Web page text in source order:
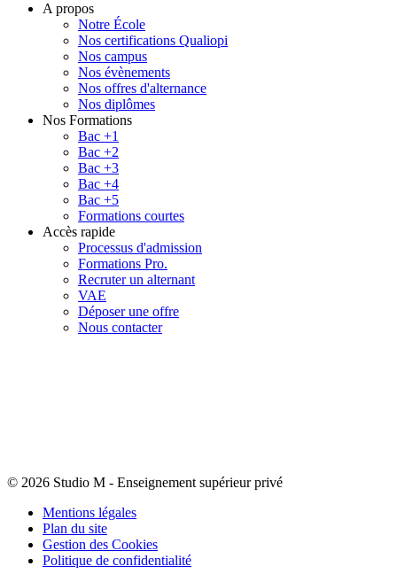
A propos
Notre École
Nos certifications Qualiopi
Nos campus
Nos évènements
Nos offres d'alternance
Nos diplômes
Nos Formations
Bac +1
Bac +2
Bac +3
Bac +4
Bac +5
Formations courtes
Accès rapide
Processus d'admission
Formations Pro.
Recruter un alternant
VAE
Déposer une offre
Nous contacter
© 2026 Studio M - Enseignement supérieur privé
Mentions légales
Plan du site
Gestion des Cookies
Politique de confidentialité